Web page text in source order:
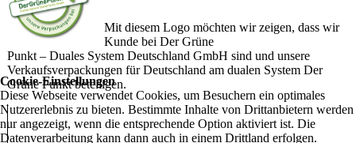
Mit diesem Logo möchten wir zeigen, dass wir
Kunde bei Der Grüne
Punkt – Duales System Deutschland GmbH sind und unsere
Verkaufsverpackungen für Deutschland am dualen System Der
Grüne Punkt beteiligen.
Cookie-Einstellungen
Diese Webseite verwendet Cookies, um Besuchern ein optimales
Nutzererlebnis zu bieten. Bestimmte Inhalte von Drittanbietern werden
nur angezeigt, wenn die entsprechende Option aktiviert ist. Die
Datenverarbeitung kann dann auch in einem Drittland erfolgen.